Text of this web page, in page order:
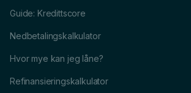
Guide: Kredittscore
Nedbetalingskalkulator
Hvor mye kan jeg låne?
Refinansieringskalkulator